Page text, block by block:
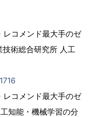
レコメンド最大手のゼ
技術総合研究所 人工
レコメンド最大手のゼ
知能・機械学習の分